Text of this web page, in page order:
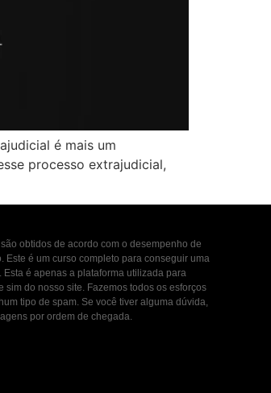
é mais um
processo extrajudicial,
obtidos de acordo com o desempenho de
é um curso completo para conseguir uma
é apenas a plataforma utilizada para
do nosso site. Fazemos todos os esforços
tipo de spam. Se você tiver alguma dúvida,
por ordem de chegada.